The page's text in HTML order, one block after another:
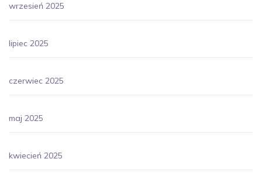
wrzesień 2025
lipiec 2025
czerwiec 2025
maj 2025
kwiecień 2025